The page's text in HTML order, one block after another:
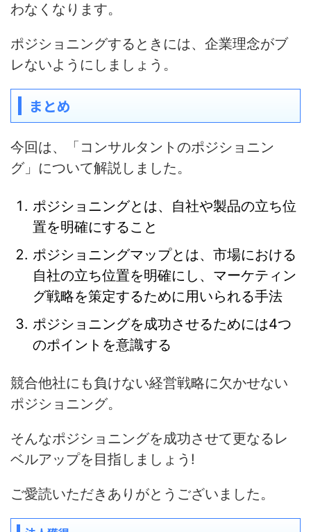
わなくなります。
ポジショニングするときには、企業理念がブ
レないようにしましょう。
まとめ
今回は、「コンサルタントのポジショニン
グ」について解説しました。
ポジショニングとは、自社や製品の立ち位
置を明確にすること
ポジショニングマップとは、市場における
自社の立ち位置を明確にし、マーケティン
グ戦略を策定するために用いられる手法
ポジショニングを成功させるためには4つ
のポイントを意識する
競合他社にも負けない経営戦略に欠かせない
ポジショニング。
そんなポジショニングを成功させて更なるレ
ベルアップを目指しましょう!
ご愛読いただきありがとうございました。